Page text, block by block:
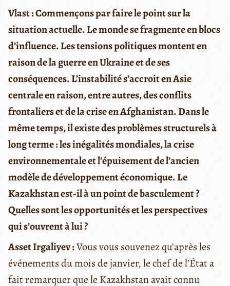
Vlast : Commençons par faire le point sur la
situation actuelle. Le monde se fragmente en blocs
d’influence. Les tensions politiques montent en
raison de la guerre en Ukraine et de ses
conséquences. L’instabilité s’accroit en Asie
centrale en raison, entre autres, des conflits
frontaliers et de la crise en Afghanistan. Dans le
même temps, il existe des problèmes structurels à
long terme : les inégalités mondiales, la crise
environnementale et l’épuisement de l’ancien
modèle de développement économique. Le
Kazakhstan est-il à un point de basculement ?
Quelles sont les opportunités et les perspectives
qui s’ouvrent à lui ?
Asset Irgaliyev :Vous vous souvenez qu’après les
événements du mois de janvier, le chef de l’État a
fait remarquer que le Kazakhstan avait connu